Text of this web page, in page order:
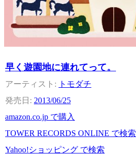
早く遊園地に連れてって。
トモダチ
2013/06/25
amazon.co.jp で購入
TOWER RECORDS ONLINE で検索
Yahoo!ショッピング で検索